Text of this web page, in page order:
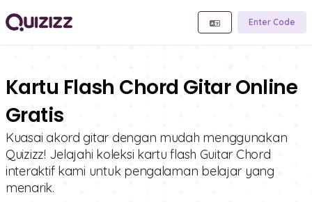
Enter Code
Kartu Flash Chord Gitar Online
Gratis
Kuasai akord gitar dengan mudah menggunakan
Quizizz! Jelajahi koleksi kartu flash Guitar Chord
interaktif kami untuk pengalaman belajar yang
menarik.